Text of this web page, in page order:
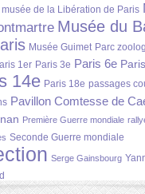
musée de la Libération de Paris
Musée du
Musée Guimet Parc
1er Paris 3e Paris 6e
14e Paris 18e passages
Pavillon Comtesse de
Première Guerre mondiale
Seconde Guerre mondiale
Serge Gainsbourg